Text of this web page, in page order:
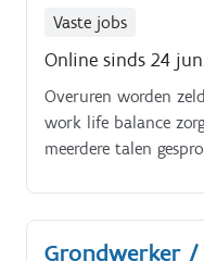
Vaste jobs
Online sinds 24
Overuren worden
work life balance
meerdere talen
maaltijdcheques
Grondwerker /